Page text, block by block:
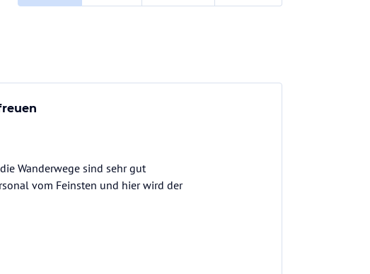
Wanderwege sind sehr gut
vom Feinsten und hier wird der